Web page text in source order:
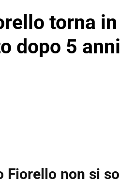
torna
dopo 5 anni
Fiorello non si